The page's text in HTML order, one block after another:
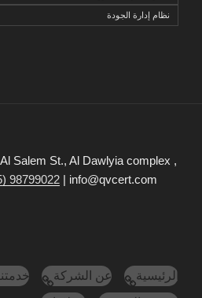
نظام إدارة الجودة
Salem St., Al Dawlyia complex ,
98799022 | info@qvcert.com
الرئيسية عن الشركة